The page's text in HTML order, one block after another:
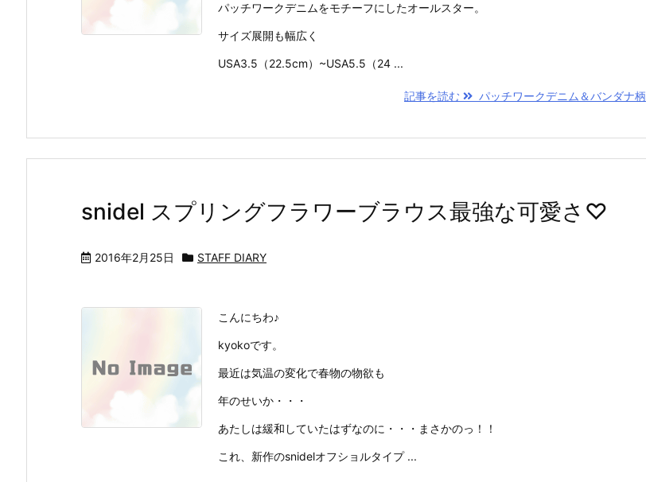
パッチワークデニムをモチーフにしたオールスター。
サイズ展開も幅広く
USA3.5（22.5cm）~USA5.5（24 ...
記事を読む パッチワークデニム＆バンダナ柄
snidel スプリングフラワーブラウス最強な可愛さ♡
2016年2月25日 STAFF DIARY
こんにちわ♪
kyokoです。
最近は気温の変化で春物の物欲も
年のせいか・・・
あたしは緩和していたはずなのに・・・まさかのっ！！
これ、新作のsnidelオフショルタイプ ...